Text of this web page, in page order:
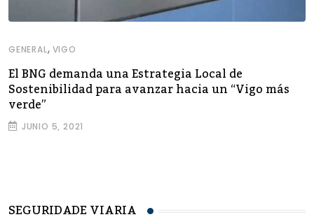
GENERAL, VIGO
El BNG demanda una Estrategia Local de
Sostenibilidad para avanzar hacia un “Vigo más
verde”
JUNIO 5, 2021
SEGURIDADE VIARIA